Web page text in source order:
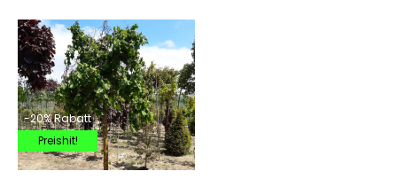
-20% Rabatt
Preishit!